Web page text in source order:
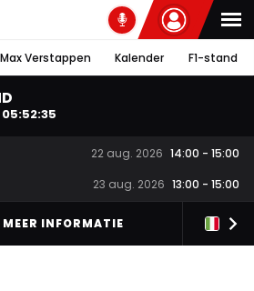
Max Verstappen Kalender F1-stand
05:52:35
22 aug. 2026 14:00 - 15:00
23 aug. 2026 13:00 - 15:00
MEER INFORMATIE